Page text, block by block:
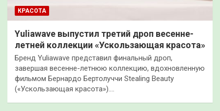
КРАСОТА
Yuliawave выпустил третий дроп весенне-
летней коллекции «Ускользающая красота»
Бренд Yuliawave представил финальный дроп,
завершая весенне-летнюю коллекцию, вдохновленную
фильмом Бернардо Бертолуччи Stealing Beauty
(«Ускользающая красота»).…